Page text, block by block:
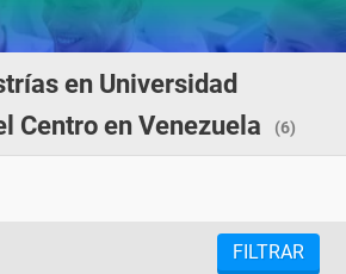
en Universidad
Centro en Venezuela
(6)
FILTRAR